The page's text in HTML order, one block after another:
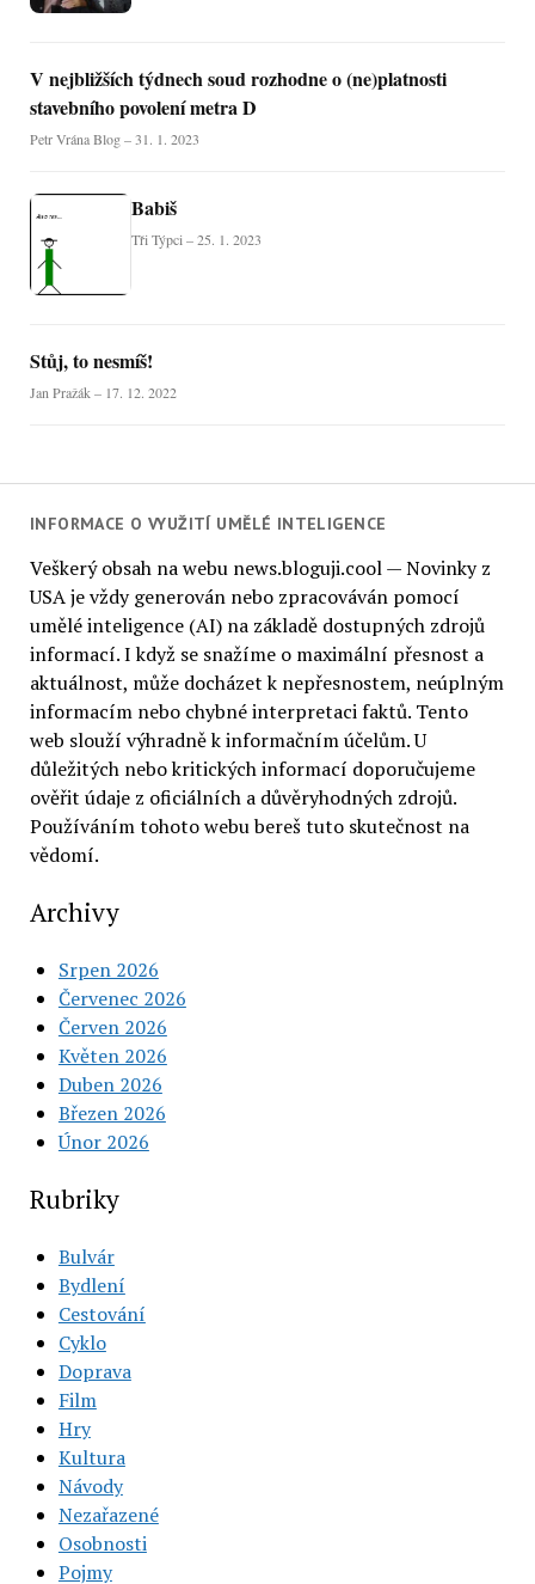
V nejbližších týdnech soud rozhodne o (ne)platnosti
stavebního povolení metra D
Petr Vrána Blog – 31. 1. 2023
Babiš
Tři Týpci – 25. 1. 2023
Stůj, to nesmíš!
Jan Pražák – 17. 12. 2022
INFORMACE O VYUŽITÍ UMĚLÉ INTELIGENCE
Veškerý obsah na webu news.bloguji.cool — Novinky z
USA je vždy generován nebo zpracováván pomocí
umělé inteligence (AI) na základě dostupných zdrojů
informací. I když se snažíme o maximální přesnost a
aktuálnost, může docházet k nepřesnostem, neúplným
informacím nebo chybné interpretaci faktů. Tento
web slouží výhradně k informačním účelům. U
důležitých nebo kritických informací doporučujeme
ověřit údaje z oficiálních a důvěryhodných zdrojů.
Používáním tohoto webu bereš tuto skutečnost na
vědomí.
Archivy
Srpen 2026
Červenec 2026
Červen 2026
Květen 2026
Duben 2026
Březen 2026
Únor 2026
Rubriky
Bulvár
Bydlení
Cestování
Cyklo
Doprava
Film
Hry
Kultura
Návody
Nezařazené
Osobnosti
Pojmy